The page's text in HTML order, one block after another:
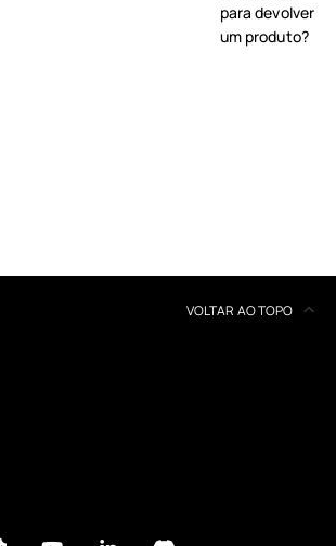
para devolver
um produto?
VOLTAR AO TOPO